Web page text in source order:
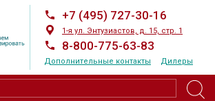
+7 (495) 727-30-16
1-я ул. Энтузиастов, д. 15, стр. 1
8-800-775-63-83
Дополнительные контакты Дилеры